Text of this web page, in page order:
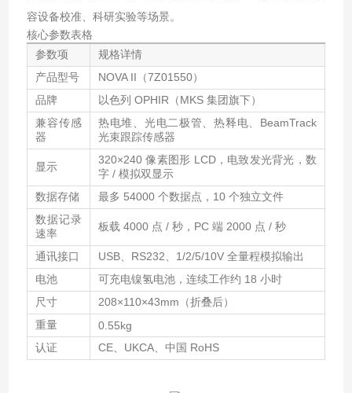
容设备校准、科研实验等场景。
核心参数表格
参数项
规格详情
产品型号
NOVA II（7Z01550）
品牌
以色列 OPHIR（MKS 集团旗下）
兼容传感
器
热电堆、光电二极管、热释电、BeamTrack
光束跟踪传感器
显示
320×240 像素图形 LCD，电致发光背光，数
字 / 模拟双显示
数据存储
最多 54000 个数据点，10 个独立文件
数据记录
速率
板载 4000 点 / 秒，PC 端 2000 点 / 秒
通讯接口
USB、RS232、1/2/5/10V 全量程模拟输出
电池
可充电镍氢电池，连续工作约 18 小时
尺寸
208×110×43mm（折叠后）
重量
0.55kg
认证
CE、UKCA、中国 RoHS